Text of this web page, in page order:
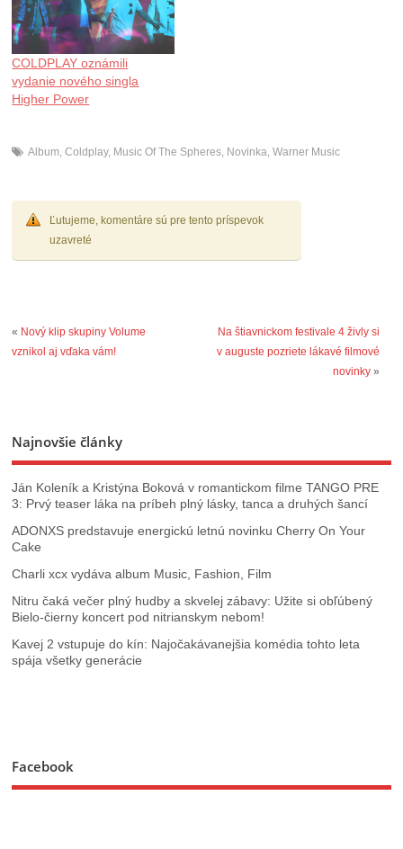
COLDPLAY oznámili
vydanie nového singla
Higher Power
Album,Coldplay, Music Of The Spheres, Novinka,Warner Music
Ľutujeme, komentáre sú pre tento príspevok
uzavreté
« Nový klip skupiny Volume
vznikol aj vďaka vám!
Na štiavnickom festivale 4 živly si
v auguste pozriete lákavé filmové
novinky»
Najnovšie články
Ján Koleník a Kristýna Boková v romantickom filme TANGO PRE
3: Prvý teaser láka na príbeh plný lásky, tanca a druhých šancí
ADONXS predstavuje energickú letnú novinku Cherry On Your
Cake
Charli xcx vydáva album Music, Fashion, Film
Nitru čaká večer plný hudby a skvelej zábavy: Užite si obľúbený
Bielo-čierny koncert pod nitrianskym nebom!
Kavej 2 vstupuje do kín: Najočakávanejšia komédia tohto leta
spája všetky generácie
Facebook